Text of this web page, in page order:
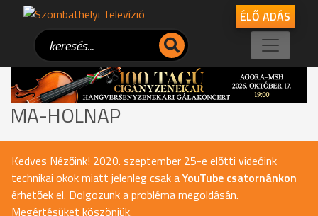
ÉLŐ ADÁS
MA-HOLNAP
Kedves Nézőink! 2020. szeptember 25-e előtti videóink
technikai okok miatt jelenleg csak aYouTube csatornánkon
érhetőek el. Dolgozunk a probléma megoldásán.
Megértésüket köszönjük.